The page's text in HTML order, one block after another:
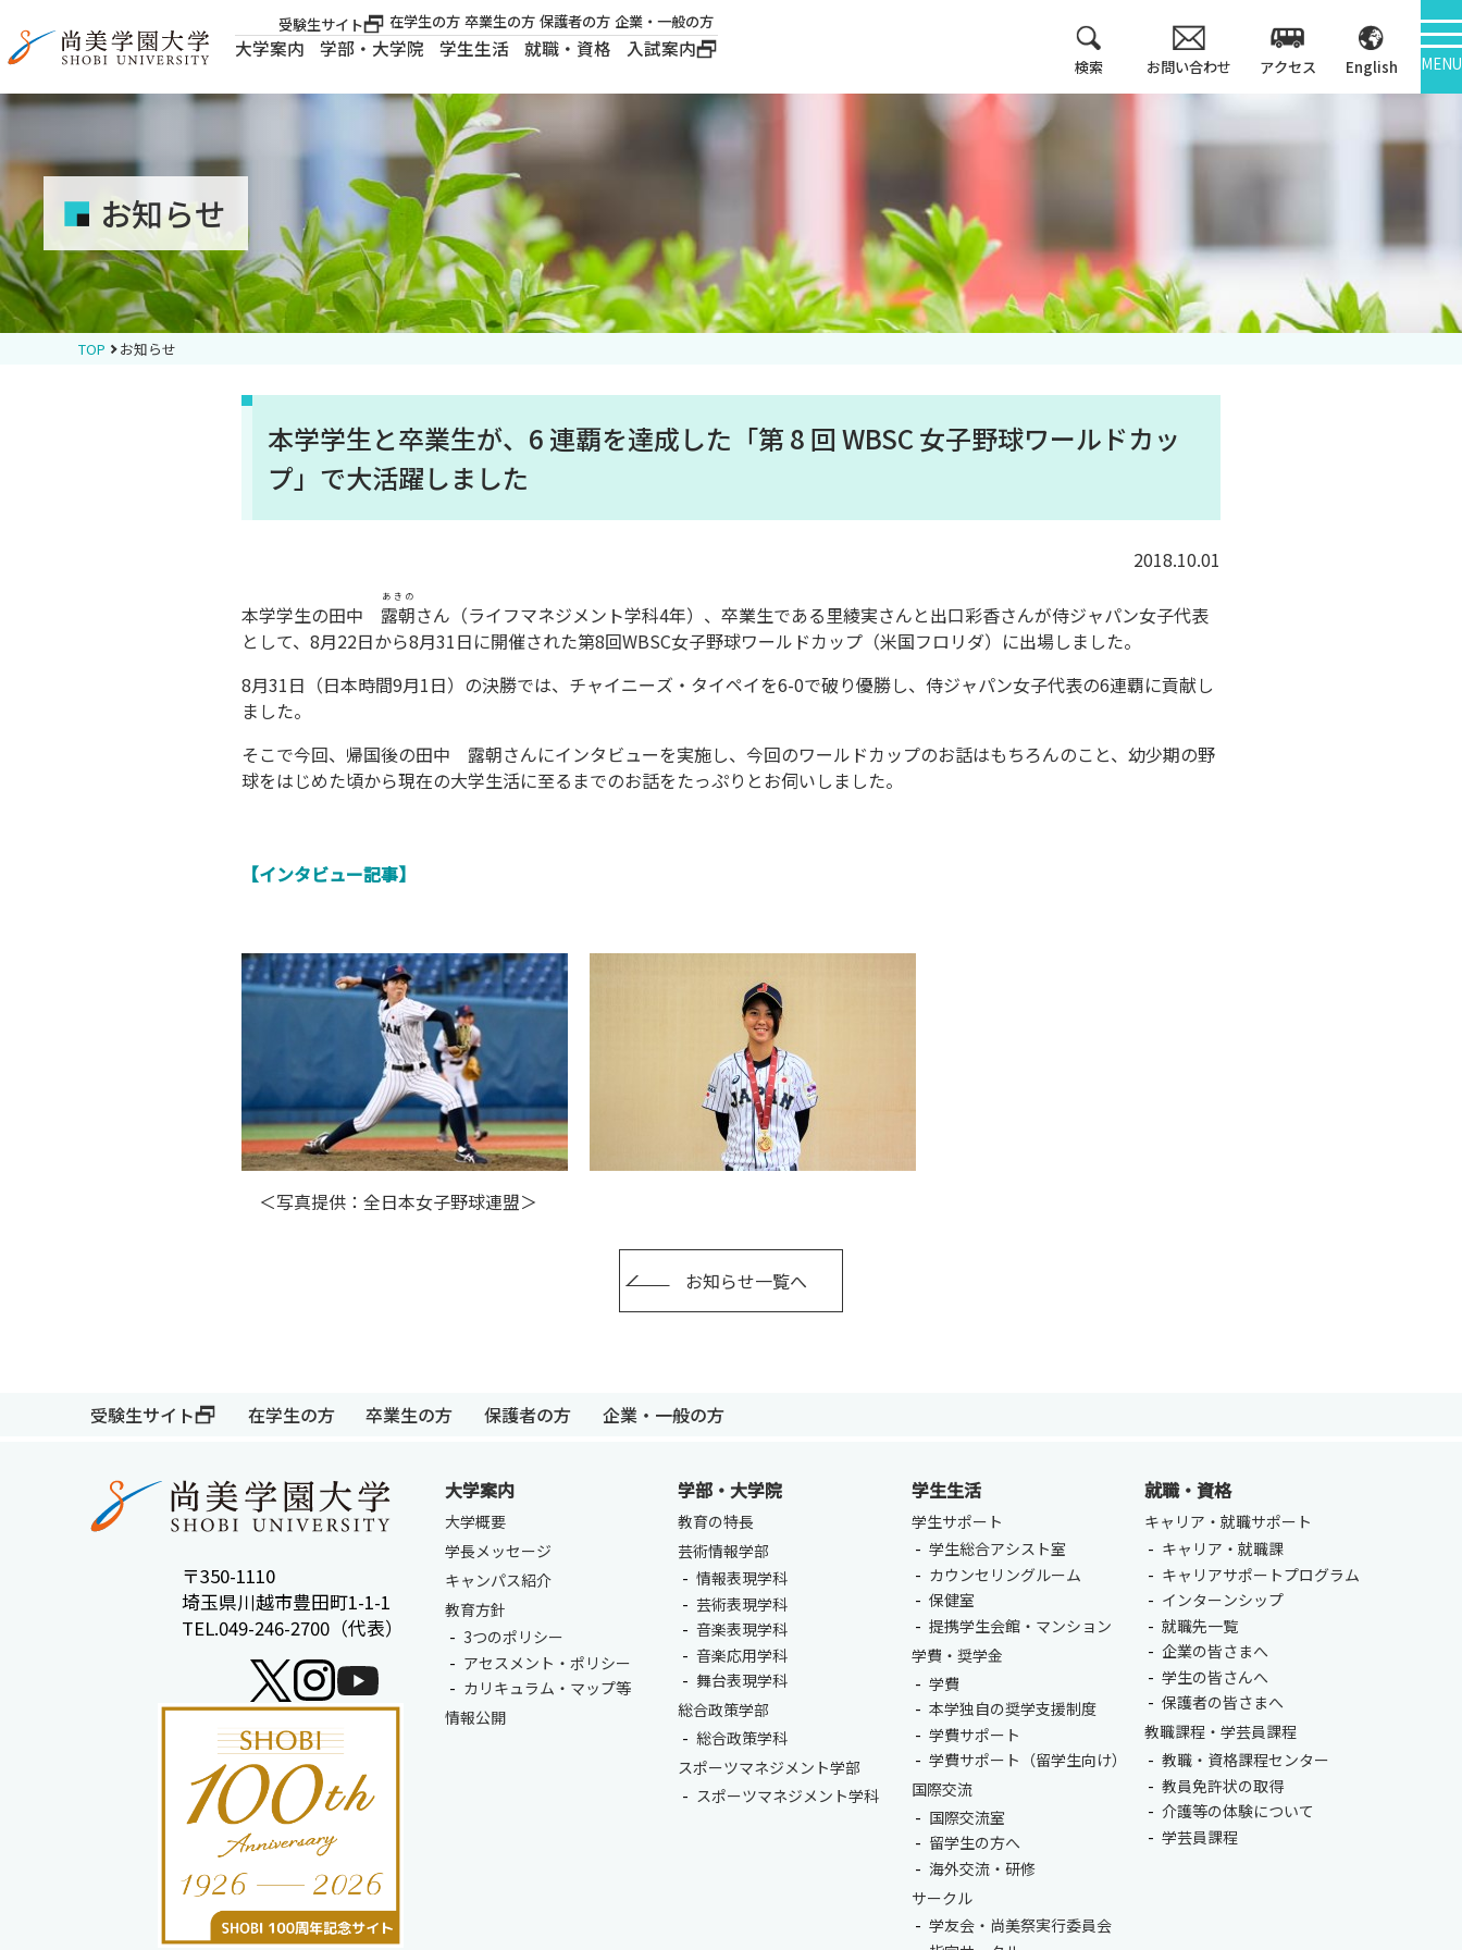
受験生サイト 在学生の方 卒業生の方 保護者の方 企業・一般の方
大学案内 学部・大学院 学生生活 就職・資格 入試案内
検索 お問い合わせ アクセス English MENU
学部・大学院
学生生活
大学案内
建学の精神
ロゴマーク・公式キ
ャラクター
教育方針
カリキュラム・マッ
プ等
キャンパス紹介
中期計画
受験生サイト 在学生の方 卒業生の方 保護者の方
お知らせ
TOP お知らせ
本学学生と卒業生が、6 連覇を達成した「第 8 回 WBSC 女子野球ワールドカッ
プ」で大活躍しました
2018.10.01
本学学生の田中 露朝
あきの
さん（ライフマネジメント学科4年）、卒業生である里綾実さんと出口彩香さんが侍ジャパン女子代表
として、8月22日から8月31日に開催された第8回WBSC女子野球ワールドカップ（米国フロリダ）に出場しました。
8月31日（日本時間9月1日）の決勝では、チャイニーズ・タイペイを6-0で破り優勝し、侍ジャパン女子代表の6連覇に貢献し
ました。
そこで今回、帰国後の田中 露朝さんにインタビューを実施し、今回のワールドカップのお話はもちろんのこと、幼少期の野
球をはじめた頃から現在の大学生活に至るまでのお話をたっぷりとお伺いしました。
【インタビュー記事】
＜写真提供：全日本女子野球連盟＞
お知らせ一覧へ
受験生サイト 在学生の方 卒業生の方 保護者の方 企業・一般の方
〒350-1110
埼玉県川越市豊田町1-1-1
TEL.049-246-2700（代表）
大学案内
大学概要
学長メッセージ
キャンパス紹介
教育方針
3つのポリシー
アセスメント・ポリシー
カリキュラム・マップ等
情報公開
学部・大学院
教育の特長
芸術情報学部
情報表現学科
芸術表現学科
音楽表現学科
音楽応用学科
舞台表現学科
総合政策学部
総合政策学科
スポーツマネジメント学部
スポーツマネジメント学科
学生生活
学生サポート
学生総合アシスト室
カウンセリングルーム
保健室
提携学生会館・マンション
学費・奨学金
学費
本学独自の奨学支援制度
学費サポート
学費サポート（留学生向け）
国際交流
国際交流室
留学生の方へ
海外交流・研修
サークル
学友会・尚美祭実行委員会
就職・資格
キャリア・就職サポート
キャリア・就職課
キャリアサポートプログラム
インターンシップ
就職先一覧
企業の皆さまへ
学生の皆さんへ
保護者の皆さまへ
教職課程・学芸員課程
教職・資格課程センター
教員免許状の取得
介護等の体験について
学芸員課程